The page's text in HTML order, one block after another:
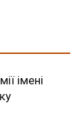
імені